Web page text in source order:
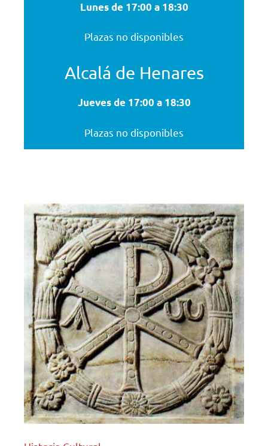
Lunes de 17:00 a 18:30
Plazas no disponibles
Alcalá de Henares
Juevesde 17:00 a 18:30
Plazas no disponibles